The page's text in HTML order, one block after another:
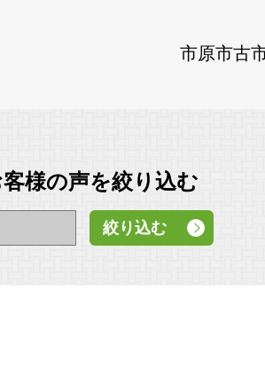
市原市古
様の声を絞り込む